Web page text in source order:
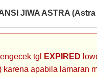
JIWA ASTRA
tgl
EXPIRED
karena apabila lamaran